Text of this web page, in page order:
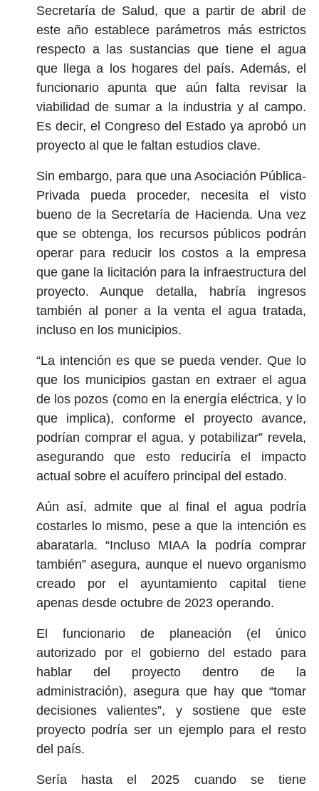
Secretaría de Salud, que a partir de abril de
este año establece parámetros más estrictos
respecto a las sustancias que tiene el agua
que llega a los hogares del país. Además, el
funcionario apunta que aún falta revisar la
viabilidad de sumar a la industria y al campo.
Es decir, el Congreso del Estado ya aprobó un
proyecto al que le faltan estudios clave.
Sin embargo, para que una Asociación Pública-
Privada pueda proceder, necesita el visto
bueno de la Secretaría de Hacienda. Una vez
que se obtenga, los recursos públicos podrán
operar para reducir los costos a la empresa
que gane la licitación para la infraestructura del
proyecto. Aunque detalla, habría ingresos
también al poner a la venta el agua tratada,
incluso en los municipios.
“La intención es que se pueda vender. Que lo
que los municipios gastan en extraer el agua
de los pozos (como en la energía eléctrica, y lo
que implica), conforme el proyecto avance,
podrían comprar el agua, y potabilizar” revela,
asegurando que esto reduciría el impacto
actual sobre el acuífero principal del estado.
Aún así, admite que al final el agua podría
costarles lo mismo, pese a que la intención es
abaratarla. “Incluso MIAA la podría comprar
también” asegura, aunque el nuevo organismo
creado por el ayuntamiento capital tiene
apenas desde octubre de 2023 operando.
El funcionario de planeación (el único
autorizado por el gobierno del estado para
hablar del proyecto dentro de la
administración), asegura que hay que “tomar
decisiones valientes”, y sostiene que este
proyecto podría ser un ejemplo para el resto
del país.
Sería hasta el 2025 cuando se tiene